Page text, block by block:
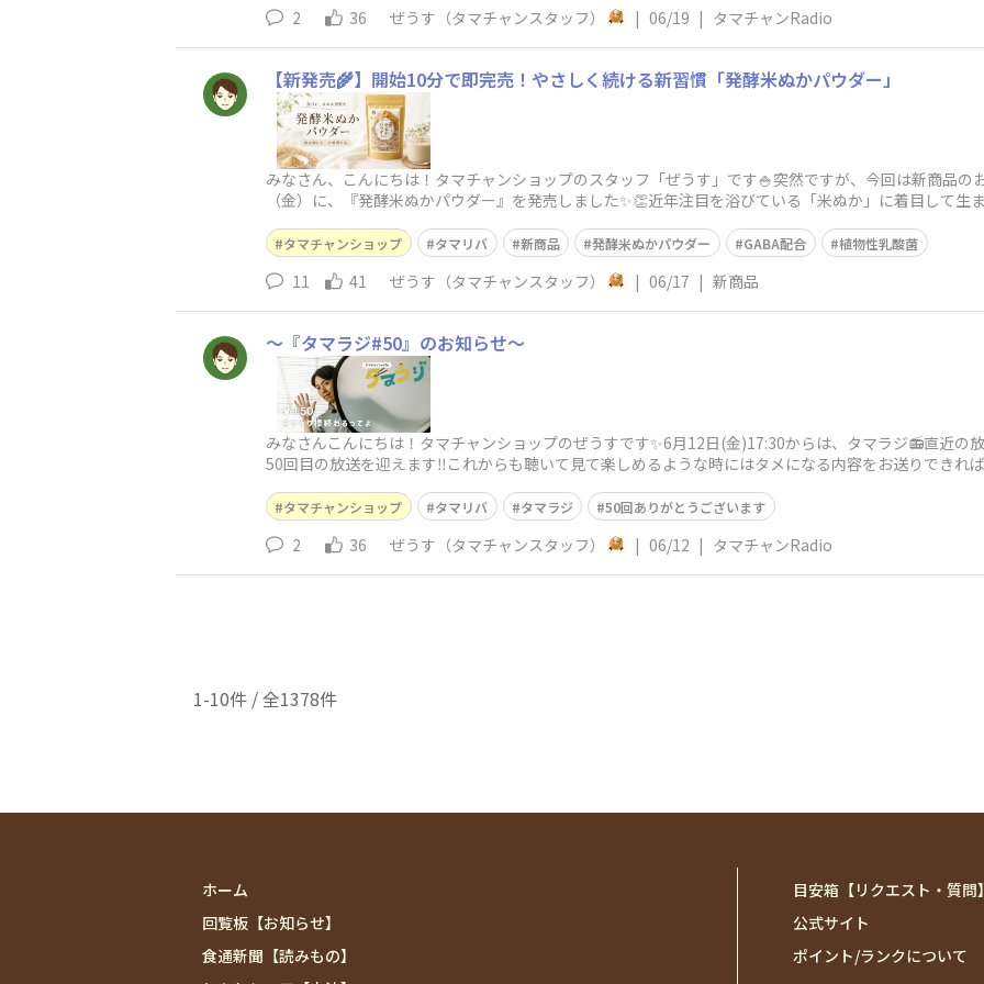
2 36 ぜうす（タマチャンスタッフ） | 06/19 | タマチャンRadio
【新発売🌾】開始10分で即完売！やさしく続ける新習慣「発酵米ぬかパウダー」
みなさん、こんにちは！タマチャンショップのスタッフ「ぜうす」です🍚突然ですが、今回は新商品
（金）に、『発酵米ぬかパウダー』を発売しました✨👏近年注目を浴びている「米ぬか」に着目して生
タマチャンショップ タマリバ 新商品 発酵米ぬかパウダー GABA配合 植物性乳酸菌
11 41 ぜうす（タマチャンスタッフ） | 06/17 | 新商品
〜『タマラジ#50』のお知らせ〜
みなさんこんにちは！タマチャンショップのぜうすです✨6月12日(金)17:30からは、タマラジ📻直近の
50回目の放送を迎えます‼️これからも聴いて見て楽しめるような時にはタメになる内容をお送りできれ
タマチャンショップ タマリバ タマラジ 50回ありがとうございます
2 36 ぜうす（タマチャンスタッフ） | 06/12 | タマチャンRadio
1-10件 / 全1378件
ホーム
回覧板【お知らせ】
食通新聞【読みもの】
目安箱【リクエスト・質問】
公式サイト
ポイント/ランクについて